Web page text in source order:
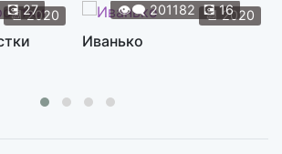
📆2020
💽27 📆 2020
👁️‍🗨️201182 💽16
Иванько